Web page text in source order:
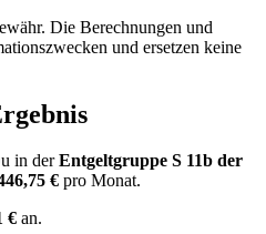
Die Berechnungen und
und ersetzen keine
in derEntgeltgruppe S 11b der
€ pro Monat.
€ an.